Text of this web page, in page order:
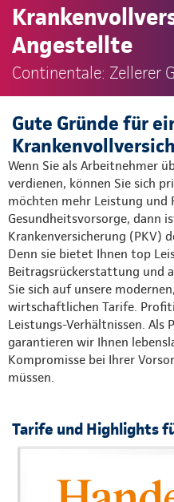
Angestellte
Continentale: Zellerer
Gute Gründe für
Wenn Sie als Arbeitnehmer
verdienen, können Sie sich
möchten mehr Leistung und
Gesundheitsvorsorge, dann
Krankenversicherung (PKV)
Denn sie bietet Ihnen top
Beitragsrückerstattung und
Sie sich auf unsere
wirtschaftlichen Tarife.
Leistungs-Verhältnissen. Als
garantieren wir Ihnen
Kompromisse bei Ihrer
müssen.
Tarife und Highlights